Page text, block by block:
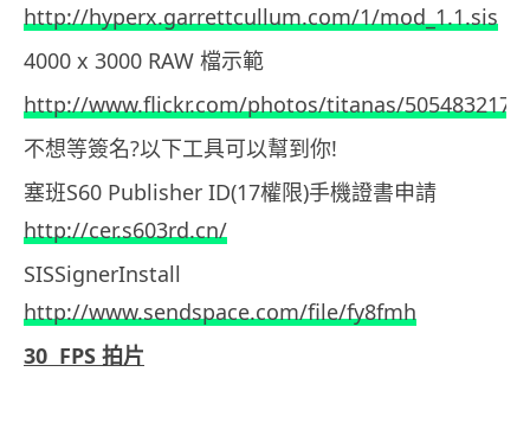
http://hyperx.garrettcullum.com/1/mod_1.1.sis
4000 x 3000 RAW 檔示範
http://www.flickr.com/photos/titanas/
不想等簽名?以下工具可以幫到你!
塞班S60 Publisher ID(17權限)手機證書申請
http://cer.s603rd.cn/
SISSignerInstall
http://www.sendspace.com/file/fy8fmh
30 FPS 拍片